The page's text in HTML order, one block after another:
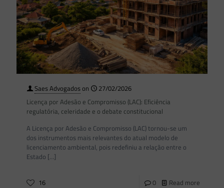
Saes Advogadoson
27/02/2026
Licença por Adesão e Compromisso (LAC): Eficiência
regulatória, celeridade e o debate constitucional
A Licença por Adesão e Compromisso (LAC) tornou-se um
dos instrumentos mais relevantes do atual modelo de
licenciamento ambiental, pois redefiniu a relação entre o
Estado […]
16 0 Read more